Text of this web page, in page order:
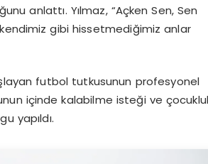
anlattı. Yılmaz, “Açken Sen, Sen
kendimiz gibi hissetmediğimiz anlar
futbol tutkusunun profesyonel
içinde kalabilme isteği ve
yapıldı.